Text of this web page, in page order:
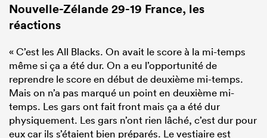
Nouvelle-Zélande 29-19 France, les
réactions
« C’est les All Blacks. On avait le score à la mi-temps
même si ça a été dur. On a eu l’opportunité de
reprendre le score en début de deuxième mi-temps.
Mais on n’a pas marqué un point en deuxième mi-
temps. Les gars ont fait front mais ça a été dur
physiquement. Les gars n’ont rien lâché, c’est dur pour
eux car ils s’étaient bien préparés. Le vestiaire est